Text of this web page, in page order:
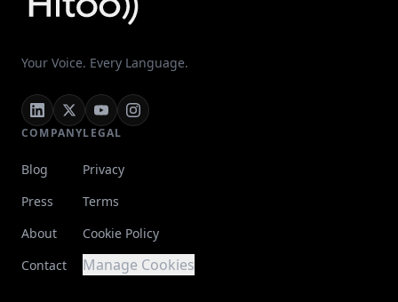
Your Voice. Every Language.
COMPANY
Blog
Press
About
Contact
LEGAL
Privacy
Terms
Cookie Policy
Manage Cookies